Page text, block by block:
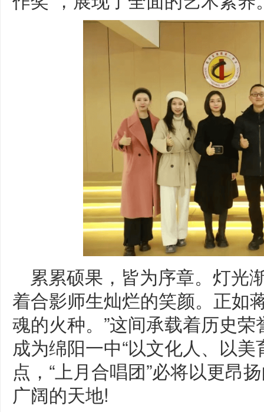
累累硕果，皆为序章。灯光
着合影师生灿烂的笑颜。正如
魂的火种。”这间承载着历史
成为绵阳一中“以文化人、以
点，“上月合唱团”必将以更昂
广阔的天地!